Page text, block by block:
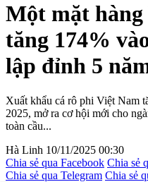
Một mặt
tăng 174%
lập đỉnh 5
Xuất khẩu cá rô phi Việt Nam
2025, mở ra cơ hội mới cho
toàn cầu...
Hà Linh 10/11/2025 00:30
Chia sẻ qua Facebook Chia sẻ
Chia sẻ qua Telegram Chia sẻ